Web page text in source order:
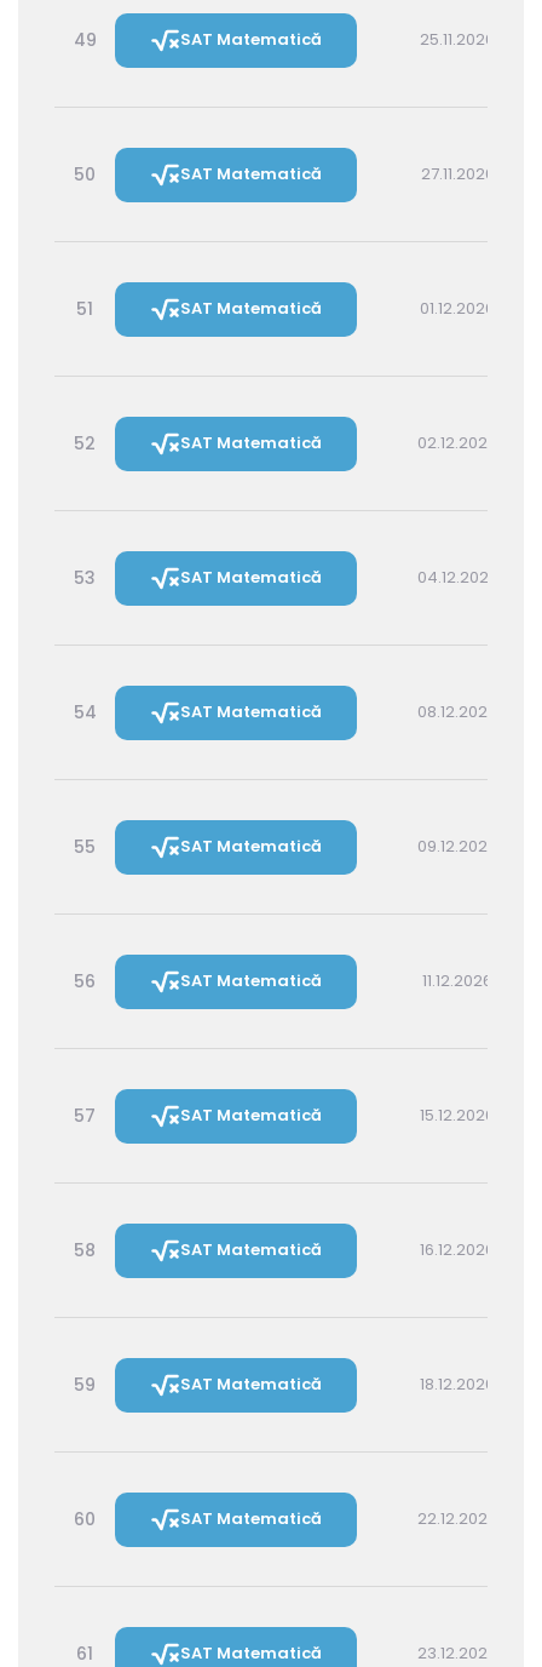
49 SAT Matematică 25.11.2026 14:30
50 SAT Matematică 27.11.2026 16:00
51 SAT Matematică 01.12.2026 16:00
52 SAT Matematică 02.12.2026 14:30
53 SAT Matematică 04.12.2026 16:00
54 SAT Matematică 08.12.2026 16:00
55 SAT Matematică 09.12.2026 14:30
56 SAT Matematică 11.12.2026 16:00
57 SAT Matematică 15.12.2026 16:00
58 SAT Matematică 16.12.2026 14:30
59 SAT Matematică 18.12.2026 16:00
60 SAT Matematică 22.12.2026 16:00
61 SAT Matematică 23.12.2026 14:30